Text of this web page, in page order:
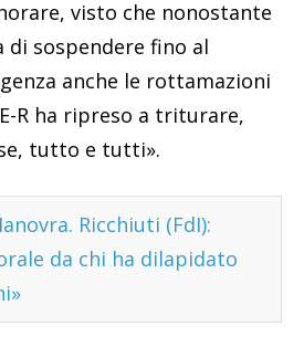
visto che nonostante
sospendere fino al
anche le rottamazioni
R ha ripreso a triturare,
tutto e tutti».
Ricchiuti (FdI):
da chi ha dilapidato